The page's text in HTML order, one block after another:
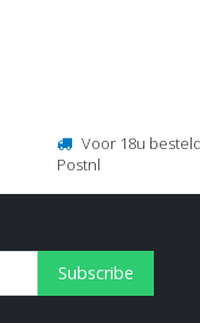
Voor 18u
Postnl
Subscribe